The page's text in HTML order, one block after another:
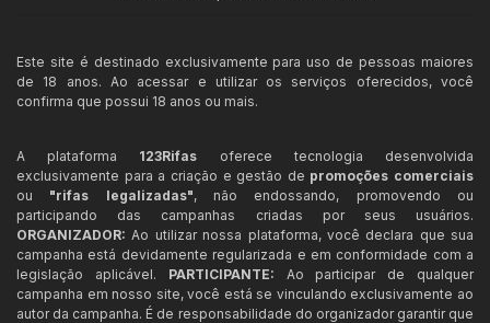
Este site é destinado exclusivamente para uso de pessoas maiores
de 18 anos. Ao acessar e utilizar os serviços oferecidos, você
confirma que possui 18 anos ou mais.
A plataforma 123Rifas oferece tecnologia desenvolvida
exclusivamente para a criação e gestão de promoções comerciais
ou "rifas legalizadas", não endossando, promovendo ou
participando das campanhas criadas por seus usuários.
ORGANIZADOR: Ao utilizar nossa plataforma, você declara que sua
campanha está devidamente regularizada e em conformidade com a
legislação aplicável. PARTICIPANTE: Ao participar de qualquer
campanha em nosso site, você está se vinculando exclusivamente ao
autor da campanha. É de responsabilidade do organizador garantir que